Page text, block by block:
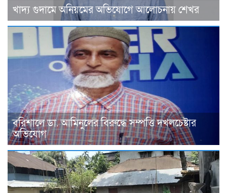
খাদ্য গুদামে অনিয়মের অভিযোগে আলোচনায় শেখর
বরিশালে ডা. আমিনুলের বিরুদ্ধে সম্পত্তি দখলচেষ্টার
অভিযোগ